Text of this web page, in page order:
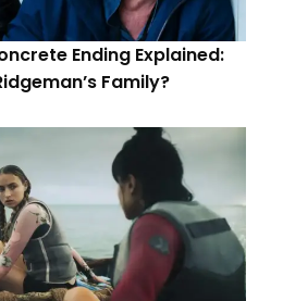
Ending Explained:
Family?